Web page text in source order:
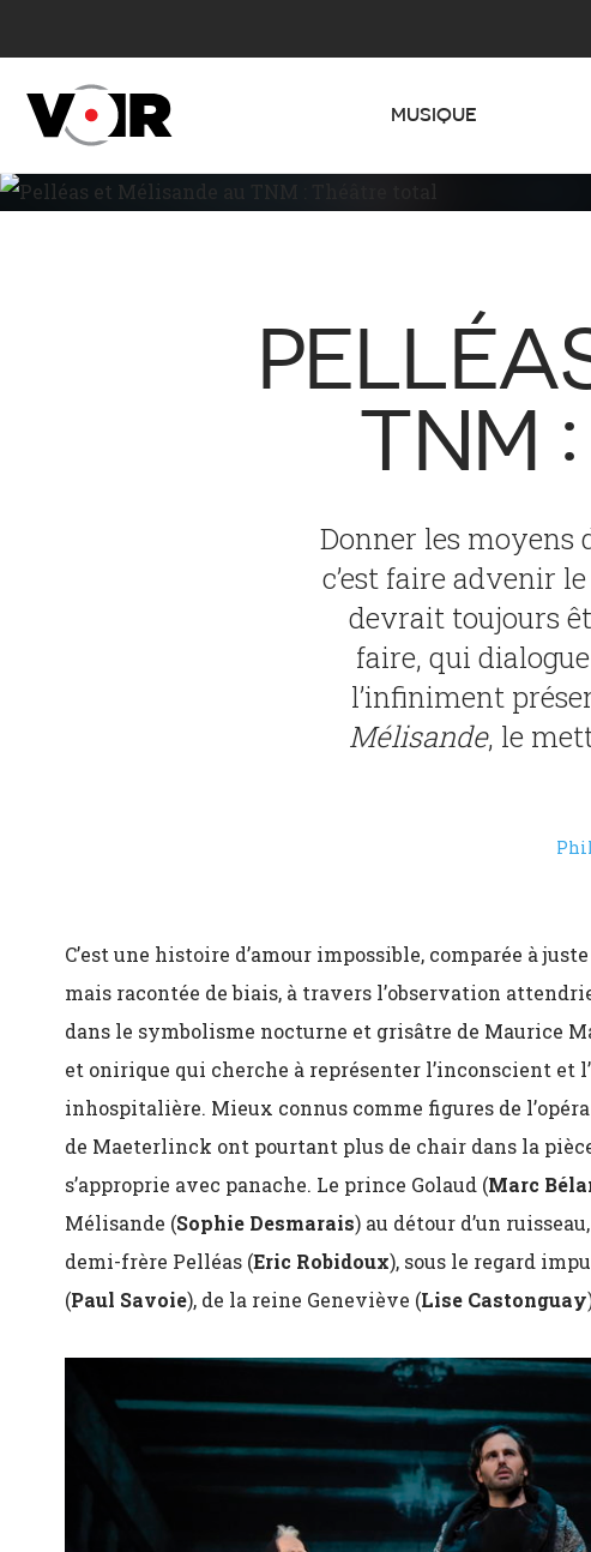
MUSIQUE
TNM
Donner les moyens
c’est faire advenir
devrait toujours
faire, qui
l’infiniment
Mélisande, le
C’est une histoire d’amour impossible, comparée à
mais racontée de biais, à travers l’observation
dans le symbolisme nocturne et grisâtre de Maurice
et onirique qui cherche à représenter l’inconscient et
inhospitalière. Mieux connus comme figures de
de Maeterlinck ont pourtant plus de chair dans la
s’approprie avec panache. Le prince Golaud (Marc
Mélisande (Sophie Desmarais) au détour d’un
demi-frère Pelléas (Eric Robidoux), sous le regard
(Paul Savoie), de la reine Geneviève (Lise Castonguay